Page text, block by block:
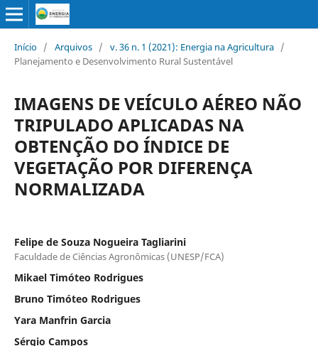
Início / Arquivos / v. 36 n. 1 (2021): Energia na Agricultura /
Planejamento e Desenvolvimento Rural Sustentável
IMAGENS DE VEÍCULO AÉREO NÃO
TRIPULADO APLICADAS NA
OBTENÇÃO DO ÍNDICE DE
VEGETAÇÃO POR DIFERENÇA
NORMALIZADA
Felipe de Souza Nogueira Tagliarini
Faculdade de Ciências Agronômicas (UNESP/FCA)
Mikael Timóteo Rodrigues
Bruno Timóteo Rodrigues
Yara Manfrin Garcia
Sérgio Campos